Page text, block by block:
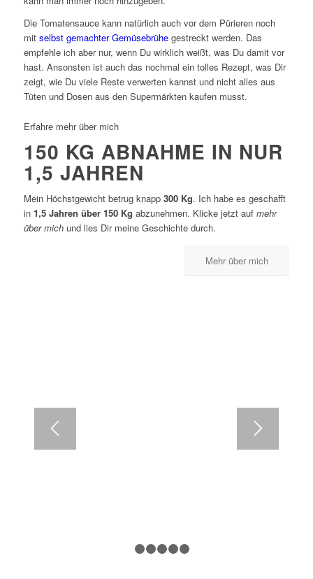
Die Tomatensauce kann natürlich auch vor dem Pürieren noch
mit selbst gemachter Gemüsebrühegestreckt werden. Das
empfehle ich aber nur, wenn Du wirklich weißt, was Du damit vor
hast. Ansonsten ist auch das nochmal ein tolles Rezept, was Dir
zeigt, wie Du viele Reste verwerten kannst und nicht alles aus
Tüten und Dosen aus den Supermärkten kaufen musst.
Erfahre mehr über mich
150 KG ABNAHME IN NUR
1,5 JAHREN
Mein Höchstgewicht betrug knapp 300 Kg. Ich habe es geschafft
in 1,5 Jahren über 150 Kg abzunehmen. Klicke jetzt auf mehr
über michund lies Dir meine Geschichte durch.
Mehr über mich
HIER SIEHST DU